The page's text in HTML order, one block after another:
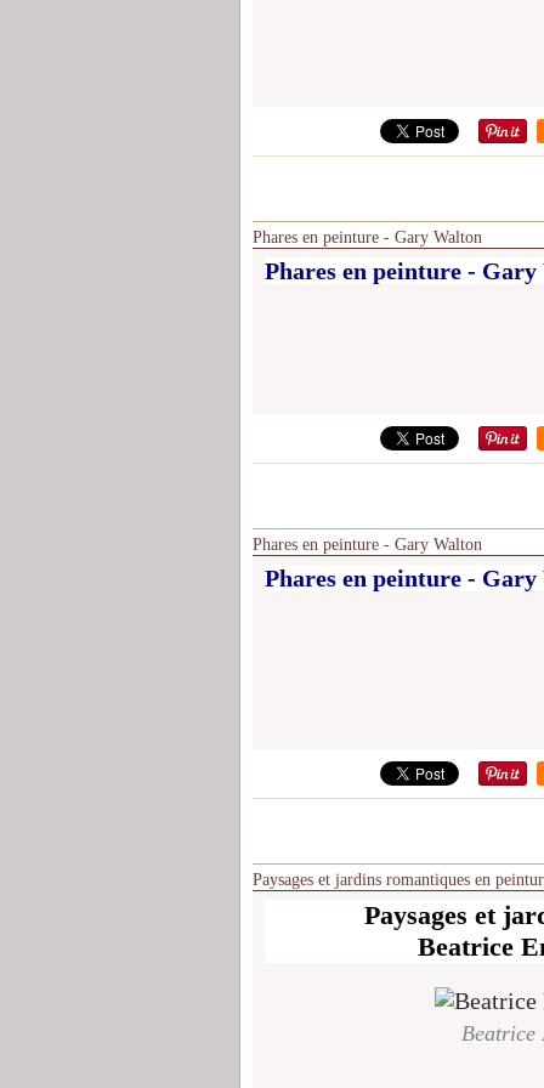
Phares en peinture - Gary Walton
Phares en peinture -
Phares en peinture - Gary Walton
Phares en peinture -
Paysages et jardins romantiques en
Paysages et
Beatrice
Beatrice